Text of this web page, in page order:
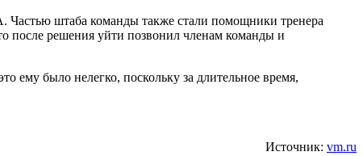
Частью штаба команды также стали помощники тренера
после решения уйти позвонил членам команды и
ему было нелегко, поскольку за длительное время,
Источник: vm.ru